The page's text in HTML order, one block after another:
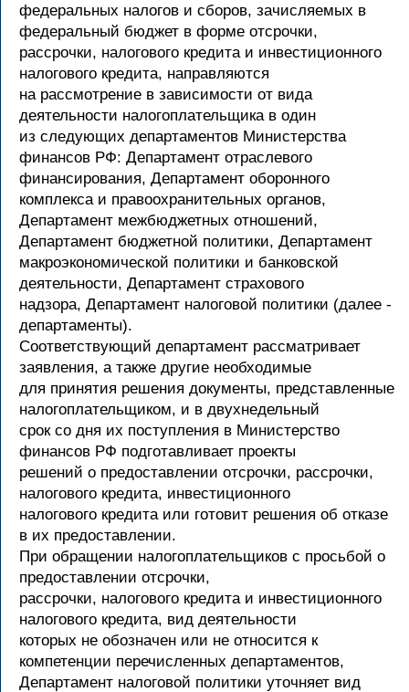
федеральных налогов и сборов, зачисляемых в
федеральный бюджет в форме отсрочки,
рассрочки, налогового кредита и инвестиционного
налогового кредита, направляются
на рассмотрение в зависимости от вида
деятельности налогоплательщика в один
из следующих департаментов Министерства
финансов РФ: Департамент отраслевого
финансирования, Департамент оборонного
комплекса и правоохранительных органов,
Департамент межбюджетных отношений,
Департамент бюджетной политики, Департамент
макроэкономической политики и банковской
деятельности, Департамент страхового
надзора, Департамент налоговой политики (далее -
департаменты).
Соответствующий департамент рассматривает
заявления, а также другие необходимые
для принятия решения документы, представленные
налогоплательщиком, и в двухнедельный
срок со дня их поступления в Министерство
финансов РФ подготавливает проекты
решений о предоставлении отсрочки, рассрочки,
налогового кредита, инвестиционного
налогового кредита или готовит решения об отказе
в их предоставлении.
При обращении налогоплательщиков с просьбой о
предоставлении отсрочки,
рассрочки, налогового кредита и инвестиционного
налогового кредита, вид деятельности
которых не обозначен или не относится к
компетенции перечисленных департаментов,
Департамент налоговой политики уточняет вид